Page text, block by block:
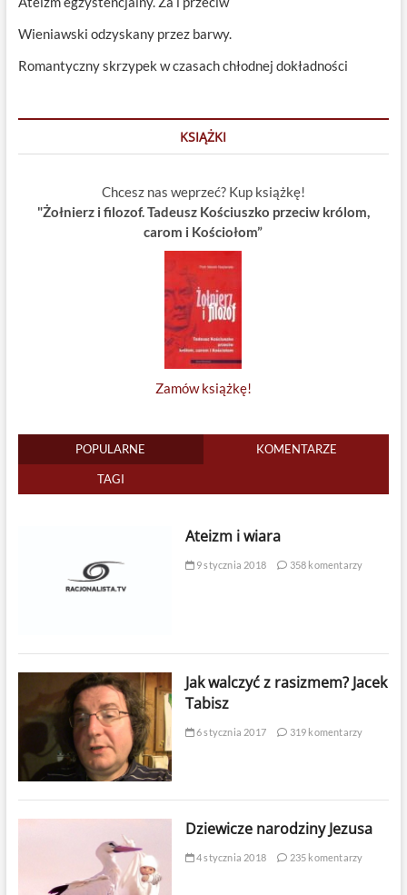
Wieniawski odzyskany przez barwy.
Romantyczny skrzypek w czasach chłodnej dokładności
KSIĄŻKI
Chcesz nas weprzeć? Kup książkę!
"Żołnierz i filozof. Tadeusz Kościuszko przeciw królom,
carom i Kościołom”
Zamów książkę!
POPULARNE KOMENTARZE
TAGI
Ateizm i wiara
9 stycznia 2018 358 komentarzy
Jak walczyć z rasizmem? Jacek
Tabisz
6 stycznia 2017 319 komentarzy
Dziewicze narodziny Jezusa
4 stycznia 2018 235 komentarzy